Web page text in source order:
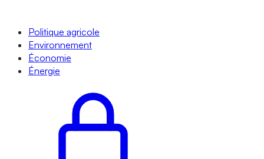
Politique agricole
Environnement
Économie
Énergie